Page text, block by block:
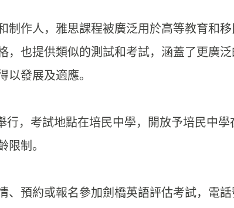
作人， 雅思課程被廣泛用於高等教育和移
，也提供類似的測試和考試， 涵蓋了更廣泛
以發展及適應。
， 考試地點在培民中學，開放予培民中學
限制。
預約或報名參加劍橋英語評估考試，電